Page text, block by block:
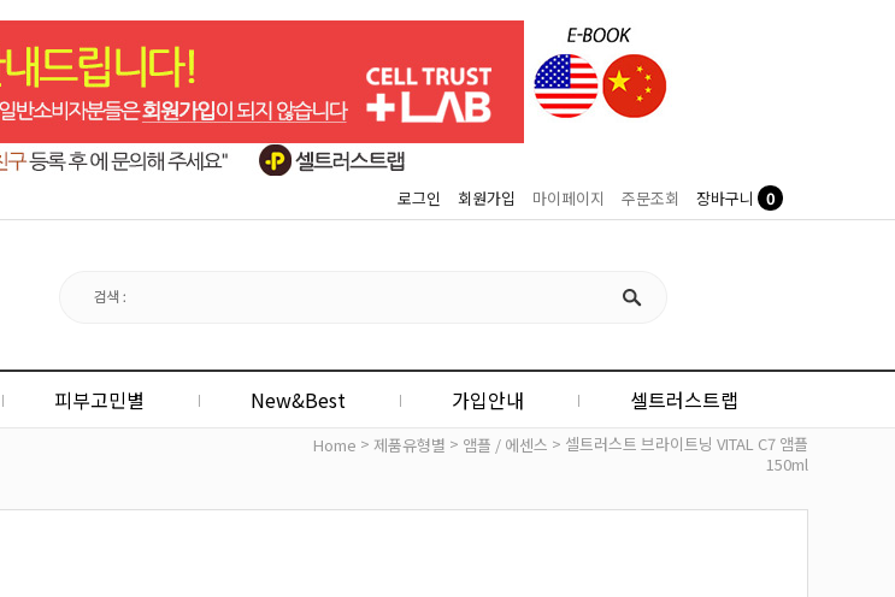
로그인 회원가입 마이페이지 주문조회 장바구니 0
피부고민별 New&Best 가입안내 셀트러스트랩
Home > 제품유형별 > 앰플 / 에센스 > 셀트러스트 브라이트닝 VITAL C7 앰플
150ml